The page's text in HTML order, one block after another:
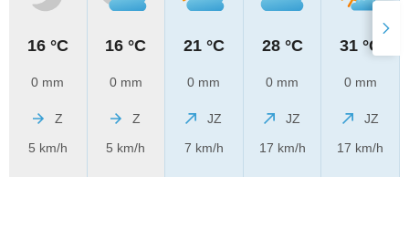
16 °C
0 mm
Z
5 km/h
16 °C
0 mm
Z
5 km/h
21 °C
0 mm
JZ
7 km/h
28 °C
0 mm
JZ
17 km/h
31 °C
0 mm
JZ
17 km/h